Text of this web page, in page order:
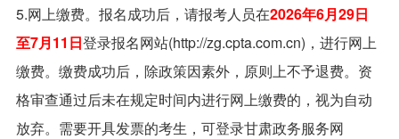
5.网上缴费。报名成功后，请报考人员在2026年6月29日
至7月11日登录报名网站(http://zg.cpta.com.cn)，进行网上
缴费。缴费成功后，除政策因素外，原则上不予退费。资
格审查通过后未在规定时间内进行网上缴费的，视为自动
放弃。需要开具发票的考生，可登录甘肃政务服务网